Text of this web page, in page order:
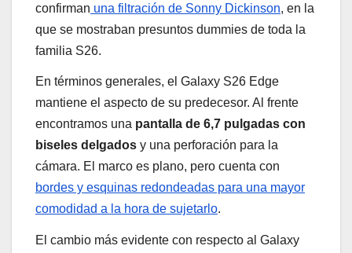
confirman una filtración de Sonny Dickinson, en la
que se mostraban presuntos dummies de toda la
familia S26.
En términos generales, el Galaxy S26 Edge
mantiene el aspecto de su predecesor. Al frente
encontramos una pantalla de 6,7 pulgadas con
biseles delgados y una perforación para la
cámara. El marco es plano, pero cuenta con
bordes y esquinas redondeadas para una mayor
comodidad a la hora de sujetarlo.
El cambio más evidente con respecto al Galaxy